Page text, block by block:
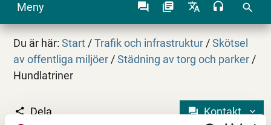
Meny search
Du är här:Start / Trafik och infrastruktur / Skötsel
av offentliga miljöer / Städning av torg och parker /
Hundlatriner
Dela Kontakt